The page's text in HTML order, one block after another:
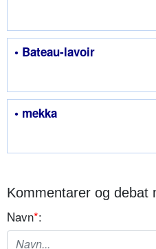
• Bateau-lavoir
• mekka
Kommentarer og debat
Navn*: